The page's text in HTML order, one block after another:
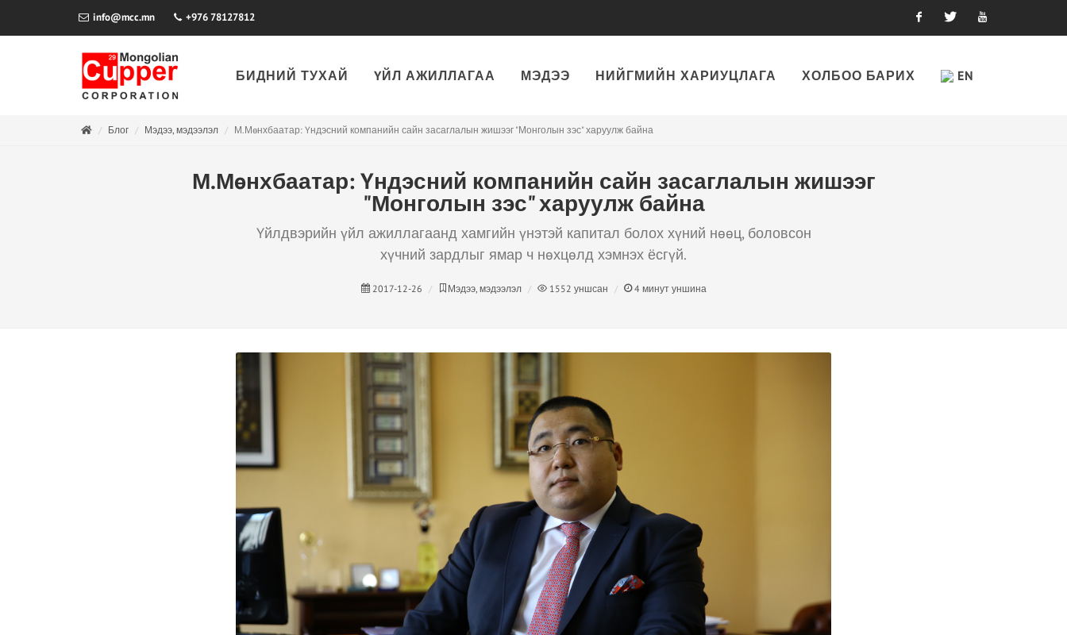
info@mcc.mn +976 78127812
БИДНИЙ ТУХАЙ ҮЙЛ АЖИЛЛАГАА МЭДЭЭ НИЙГМИЙН ХАРИУЦЛАГА ХОЛБОО БАРИХ EN
Блог Мэдээ, мэдээлэл М.Мөнхбаатар: Үндэсний компанийн сайн засаглалын жишээг "Монголын зэс" харуулж байна
М.Мөнхбаатар: Үндэсний компанийн сайн засаглалын жишээг
"Монголын зэс" харуулж байна
Үйлдвэрийн үйл ажиллагаанд хамгийн үнэтэй капитал болох хүний нөөц, боловсон
хүчний зардлыг ямар ч нөхцөлд хэмнэх ёсгүй.
2017-12-26 Мэдээ, мэдээлэл 1552 уншсан 4 минут уншина